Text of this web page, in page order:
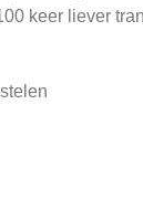
keer liever